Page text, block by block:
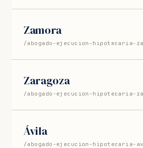
Zamora
/abogado-ejecucion-hipotecaria-
Zaragoza
/abogado-ejecucion-hipotecaria-
Ávila
/abogado-ejecucion-hipotecaria-